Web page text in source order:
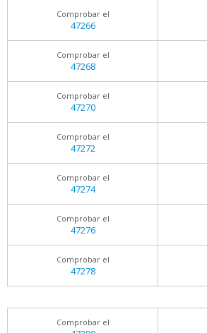
Comprobar el
47266
Comprobar el
47268
Comprobar el
47270
Comprobar el
47272
Comprobar el
47274
Comprobar el
47276
Comprobar el
47278
Comprobar el